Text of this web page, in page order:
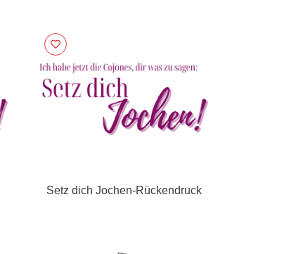
Setz dich Jochen-Rückendruck